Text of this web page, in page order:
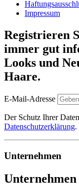
Impressum
Registrieren
immer gut
Looks und
Haare.
E-Mail-Adresse
Der Schutz Ihrer
Datenschutzerklärung.
Unternehmen
Unternehmen